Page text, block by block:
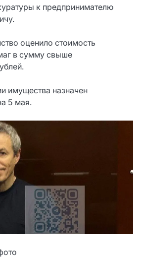
к предпринимателю
оценило стоимость
в сумму свыше
имущества назначен
5 мая.